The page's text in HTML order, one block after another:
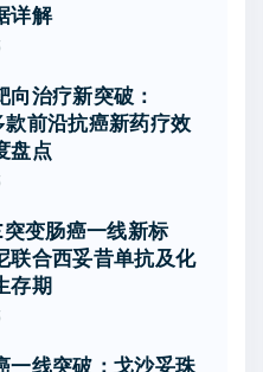
详解
向治疗新突破：
款前沿抗癌新药疗效
盘点
突变肠癌一线新标
联合西妥昔单抗及化
存期
一线突破：戈沙妥珠